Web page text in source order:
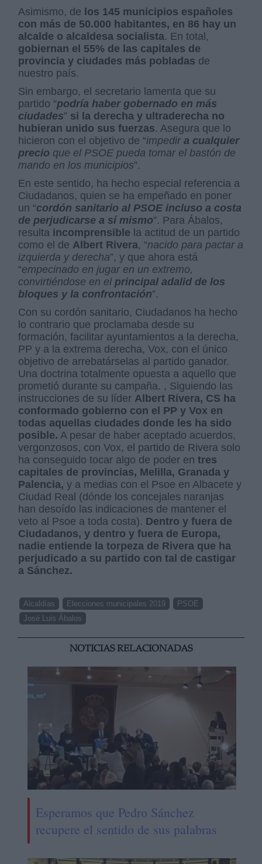
Asimismo, de los 145 municipios españoles
con más de 50.000 habitantes, en 86 hay un
alcalde o alcaldesa socialista. En total,
gobiernan el 55% de las capitales de
provincia y ciudades más pobladas de
nuestro país.
Sin embargo, el secretario lamenta que su
partido “podría haber gobernado en más
ciudades” si la derecha y ultraderecha no
hubieran unido sus fuerzas. Asegura que lo
hicieron con el objetivo de “impedira cualquier
precio que el PSOE pueda tomar el bastón de
mando en los municipios”.
En este sentido, ha hecho especial referencia a
Ciudadanos, quien se ha empeñado en poner
un “cordón sanitario al PSOE incluso a costa
de perjudicarse a sí mismo”. Para Ábalos,
resulta incomprensible la actitud de un partido
como el de Albert Rivera, “nacido para pactar a
izquierda y derecha”, y que ahora está
“empecinado en jugar en un extremo,
convirtiéndose en el principal adalid de los
bloques y la confrontación”.
Con su cordón sanitario, Ciudadanos ha hecho
lo contrario que proclamaba desde su
formación, facilitar ayuntamientos a la derecha,
PP y a la extrema derecha, Vox, con el único
objetivo de arrebatárselas al partido ganador.
Una doctrina totalmente opuesta a aquello que
prometió durante su campaña. , Siguiendo las
instrucciones de su líder Albert Rivera, CS ha
conformado gobierno con el PP y Vox en
todas aquellas ciudades donde les ha sido
posible. A pesar de haber aceptado acuerdos,
vergonzosos, con Vox, el partido de Rivera solo
ha conseguido tocar algo de poder entres
capitales de provincias, Melilla, Granada y
Palencia, y a medias con el Psoe en Albacete y
Ciudad Real (dónde los concejales naranjas
han desoído las indicaciones de mantener el
veto al Psoe a toda costa). Dentro y fuera de
Ciudadanos, y dentro y fuera de Europa,
nadie entiende la torpeza de Rivera que ha
perjudicado a su partido con tal de castigar
a Sánchez.
Alcaldías Elecciones municipales 2019
PSOE
José Luis Ábalos
NOTICIAS RELACIONADAS
Esperamos que Pedro Sánchez
recupere el sentido de sus palabras